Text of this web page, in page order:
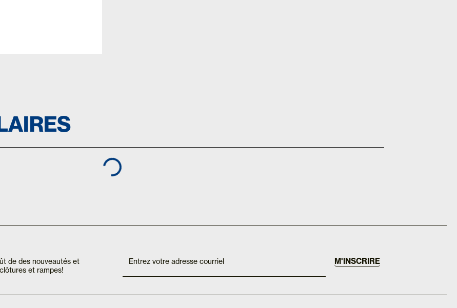
de des nouveautés et
et rampes!
Mailchimp
are
human,
this
M'INSCRIRE